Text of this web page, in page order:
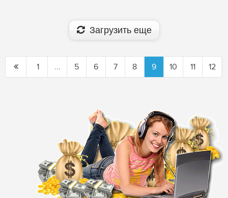
Загрузить еще
1 ... 5 6 7 8 9 10 11 12